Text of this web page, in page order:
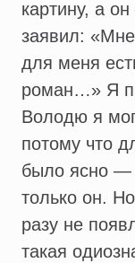
картину, а
заявил:
для меня
роман…» Я
Володю я
потому что
было ясно —
только он.
разу не
такая